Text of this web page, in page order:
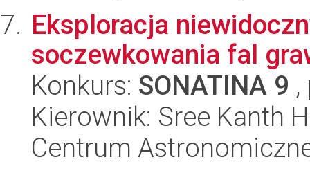
Eksploracja
soczewkowania fal
Konkurs: SONATINA 9
Kierownik: Sree Kanth
Centrum